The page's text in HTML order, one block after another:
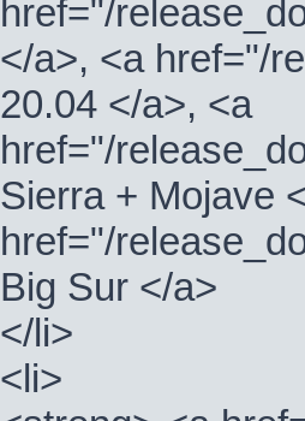
href="/
</a>, <a href="/
20.04 </a>, <a
href="/
Sierra + Mojave
href="/
Big Sur </a>
</li>
<li>